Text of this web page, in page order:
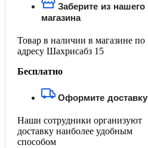
Заберите из нашего
магазина
Товар в наличии в магазине по
адресу Шахрисабз 15
Бесплатно
Оформите доставку
Наши сотрудники организуют
доставку наиболее удобным
способом